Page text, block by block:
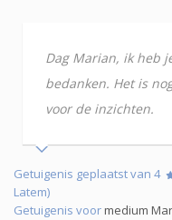
Dag Marian, ik heb
bedanken. Het is
voor de inzichten.
Getuigenis geplaatst van 4
Latem)
Getuigenis voormedium